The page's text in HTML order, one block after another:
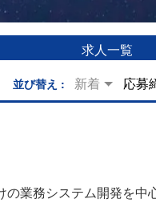
求人一覧
並び替え 新着 応募
業務システム開発を